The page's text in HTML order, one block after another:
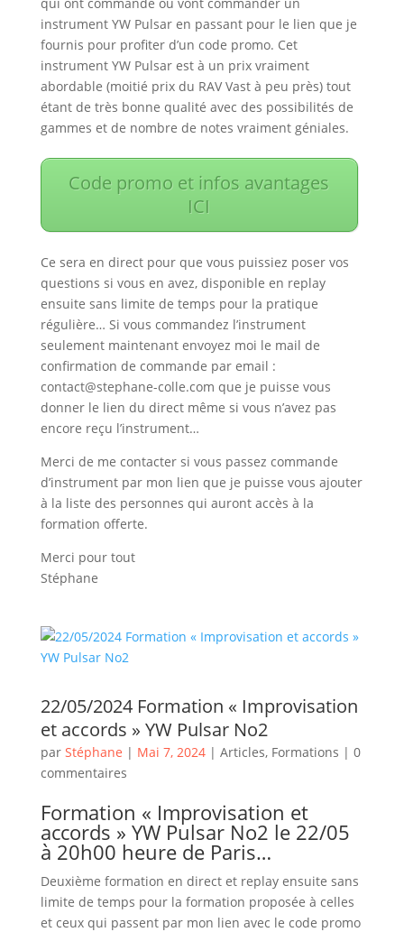
instrument YW Pulsar en passant pour le lien que je
fournis pour profiter d’un code promo. Cet
instrument YW Pulsar est à un prix vraiment
abordable (moitié prix du RAV Vast à peu près) tout
étant de très bonne qualité avec des possibilités de
gammes et de nombre de notes vraiment géniales.
Code promo et infos avantages
ICI
Ce sera en direct pour que vous puissiez poser vos
questions si vous en avez, disponible en replay
ensuite sans limite de temps pour la pratique
régulière… Si vous commandez l’instrument
seulement maintenant envoyez moi le mail de
confirmation de commande par email :
contact@stephane-colle.com que je puisse vous
donner le lien du direct même si vous n’avez pas
encore reçu l’instrument…
Merci de me contacter si vous passez commande
d’instrument par mon lien que je puisse vous ajouter
à la liste des personnes qui auront accès à la
formation offerte.
Merci pour tout
Stéphane
22/05/2024 Formation « Improvisation
et accords » YW Pulsar No2
par Stéphane | Mai 7, 2024| Articles, Formations | 0
commentaires
Formation « Improvisation et
accords » YW Pulsar No2 le 22/05
à 20h00 heure de Paris…
Deuxième formation en direct et replay ensuite sans
limite de temps pour la formation proposée à celles
et ceux qui passent par mon lien avec le code promo